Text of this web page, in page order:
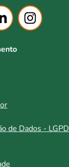
de Dados - LGPD